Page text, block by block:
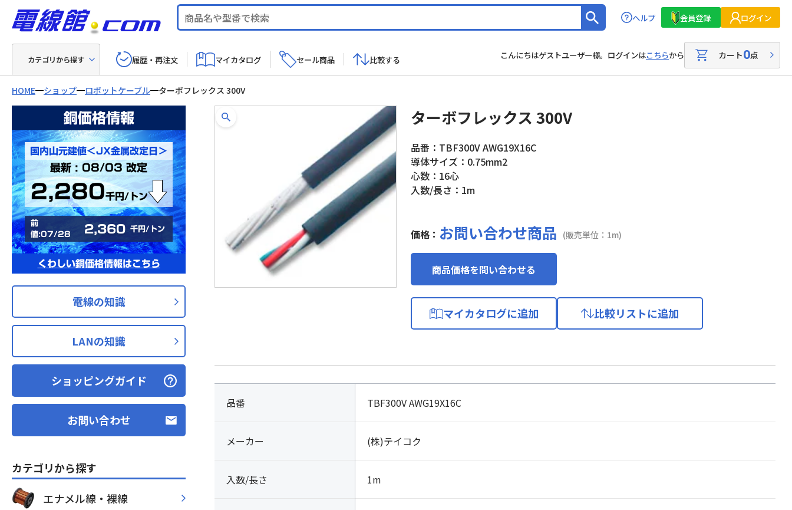
ヘルプ 会員登録 ログイン
カテゴリから探す 履歴・再注文 マイカタログ セール商品 比較する こんにちはゲストユーザー様。ログインはこちらから カート0点
HOME ショップ ロボットケーブル ターボフレックス 300V
銅価格情報
国内山元建値＜JX金属改定日＞
最新 : 08/03 改定
2,280千円/トン
前
値:07/28
2,360 千円/トン
くわしい銅価格情報はこちら
電線の知識
LANの知識
ショッピングガイド
お問い合わせ
カテゴリから探す
エナメル線・裸線
ターボフレックス 300V
品番：TBF300V AWG19X16C
導体サイズ：0.75mm2
心数：16心
入数/長さ：1m
価格： お問い合わせ商品 (販売単位：1m)
商品価格を問い合わせる
マイカタログに追加 比較リストに追加
品番 TBF300V AWG19X16C
メーカー (株)テイコク
入数/長さ 1m